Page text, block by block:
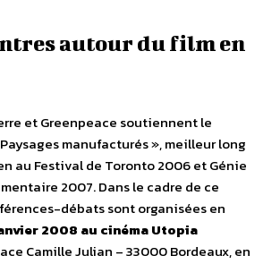
autour du film en
et Greenpeace soutiennent le
manufacturés », meilleur long
au Festival de Toronto 2006 et Génie
2007. Dans le cadre de ce
débats sont organisées en
2008 au cinéma Utopia
Camille Julian – 33000 Bordeaux, en